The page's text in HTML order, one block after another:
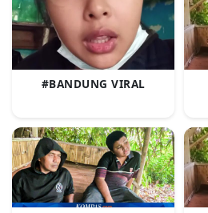
#BANDUNG VIRAL